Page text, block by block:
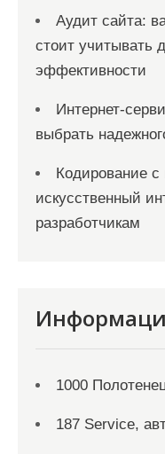
Аудит сайта:
стоит учитывать
эффективности
Интернет-
выбрать
Кодирование
искусственный
разработчикам
1000
187 Service,